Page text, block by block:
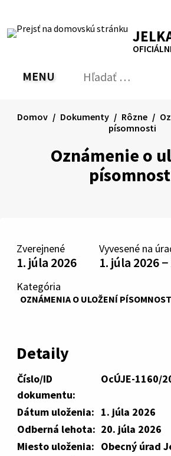
obsah
RSS MapaTlačiť
PREPNÚŤ
MENU Hľadať:
Oznámenie o
Domov Dokumenty Rôzne
písomnosti
Zverejnené
1. júla 2026
Vyvesené na
1. júla 2026
Kategória
OZNÁMENIA O ULOŽENÍ
Detaily
Číslo/ID
dokumentu:
OcÚJE-1160/
Dátum uloženia: 1. júla 2026
Odberná lehota: 20. júla 2026
Miesto uloženia: Obecný úrad